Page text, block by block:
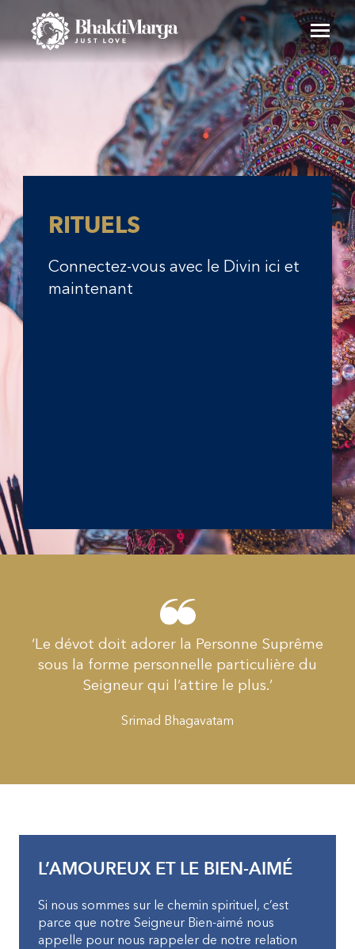
RITUELS
Connectez-vous avec le Divin ici et
maintenant
‘Le dévot doit adorer la Personne Suprême
sous la forme personnelle particulière du
Seigneur qui l’attire le plus.’
Srimad Bhagavatam
L’AMOUREUX ET LE BIEN-AIMÉ
Si nous sommes sur le chemin spirituel, c’est
parce que notre Seigneur Bien-aimé nous
appelle pour nous rappeler de notre relation